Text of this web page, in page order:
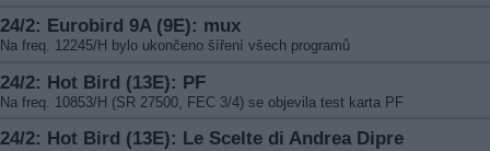
24/2: Eurobird 9A (9E): mux
Na freq. 12245/H bylo ukončeno šíření všech programů
24/2: Hot Bird (13E): PF
Na freq. 10853/H (SR 27500, FEC 3/4) se objevila test karta PF
24/2: Hot Bird (13E): Le Scelte di Andrea Dipre